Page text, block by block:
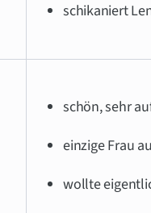
schikaniert
schön, sehr
einzige Frau
wollte